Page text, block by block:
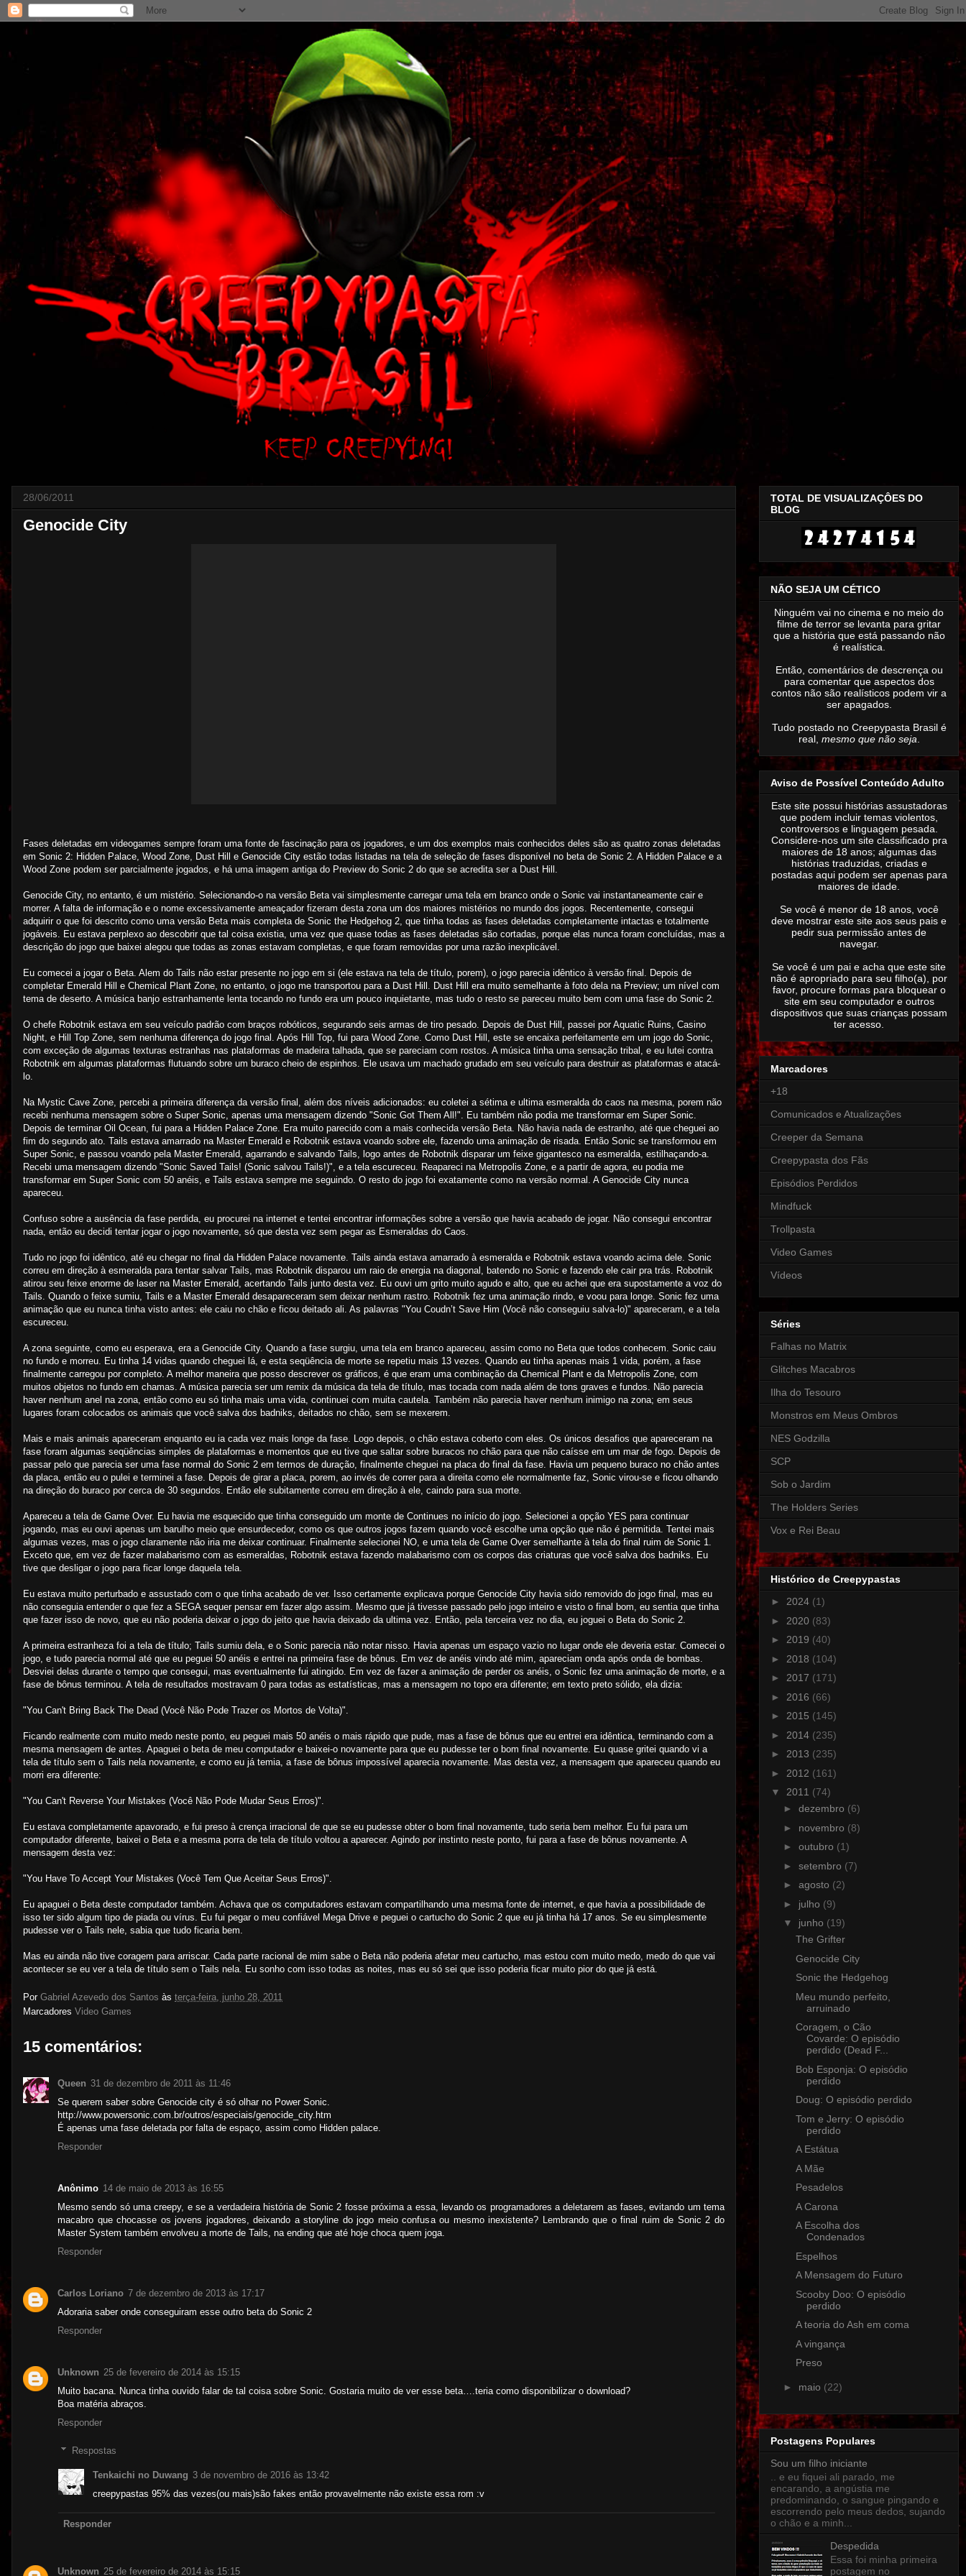
28/06/2011
Genocide City
Fases deletadas em videogames sempre foram uma fonte de fascinação para os jogadores, e um dos exemplos mais conhecidos deles são as quatro zonas deletadas
em Sonic 2: Hidden Palace, Wood Zone, Dust Hill e Genocide City estão todas listadas na tela de seleção de fases disponível no beta de Sonic 2. A Hidden Palace e a
Wood Zone podem ser parcialmente jogados, e há uma imagem antiga do Preview do Sonic 2 do que se acredita ser a Dust Hill.
Genocide City, no entanto, é um mistério. Selecionando-o na versão Beta vai simplesmente carregar uma tela em branco onde o Sonic vai instantaneamente cair e
morrer. A falta de informação e o nome excessivamente ameaçador fizeram desta zona um dos maiores mistérios no mundo dos jogos. Recentemente, consegui
adquirir o que foi descrito como uma versão Beta mais completa de Sonic the Hedgehog 2, que tinha todas as fases deletadas completamente intactas e totalmente
jogáveis. Eu estava perplexo ao descobrir que tal coisa existia, uma vez que quase todas as fases deletadas são cortadas, porque elas nunca foram concluídas, mas a
descrição do jogo que baixei alegou que todas as zonas estavam completas, e que foram removidas por uma razão inexplicável.
Eu comecei a jogar o Beta. Alem do Tails não estar presente no jogo em si (ele estava na tela de título, porem), o jogo parecia idêntico à versão final. Depois de
completar Emerald Hill e Chemical Plant Zone, no entanto, o jogo me transportou para a Dust Hill. Dust Hill era muito semelhante à foto dela na Preview; um nível com
tema de deserto. A música banjo estranhamente lenta tocando no fundo era um pouco inquietante, mas tudo o resto se pareceu muito bem com uma fase do Sonic 2.
O chefe Robotnik estava em seu veículo padrão com braços robóticos, segurando seis armas de tiro pesado. Depois de Dust Hill, passei por Aquatic Ruins, Casino
Night, e Hill Top Zone, sem nenhuma diferença do jogo final. Após Hill Top, fui para Wood Zone. Como Dust Hill, este se encaixa perfeitamente em um jogo do Sonic,
com exceção de algumas texturas estranhas nas plataformas de madeira talhada, que se pareciam com rostos. A música tinha uma sensação tribal, e eu lutei contra
Robotnik em algumas plataformas flutuando sobre um buraco cheio de espinhos. Ele usava um machado grudado em seu veículo para destruir as plataformas e atacá-
lo.
Na Mystic Cave Zone, percebi a primeira diferença da versão final, além dos níveis adicionados: eu coletei a sétima e ultima esmeralda do caos na mesma, porem não
recebi nenhuma mensagem sobre o Super Sonic, apenas uma mensagem dizendo "Sonic Got Them All!". Eu também não podia me transformar em Super Sonic.
Depois de terminar Oil Ocean, fui para a Hidden Palace Zone. Era muito parecido com a mais conhecida versão Beta. Não havia nada de estranho, até que cheguei ao
fim do segundo ato. Tails estava amarrado na Master Emerald e Robotnik estava voando sobre ele, fazendo uma animação de risada. Então Sonic se transformou em
Super Sonic, e passou voando pela Master Emerald, agarrando e salvando Tails, logo antes de Robotnik disparar um feixe gigantesco na esmeralda, estilhaçando-a.
Recebi uma mensagem dizendo "Sonic Saved Tails! (Sonic salvou Tails!)", e a tela escureceu. Reapareci na Metropolis Zone, e a partir de agora, eu podia me
transformar em Super Sonic com 50 anéis, e Tails estava sempre me seguindo. O resto do jogo foi exatamente como na versão normal. A Genocide City nunca
apareceu.
Confuso sobre a ausência da fase perdida, eu procurei na internet e tentei encontrar informações sobre a versão que havia acabado de jogar. Não consegui encontrar
nada, então eu decidi tentar jogar o jogo novamente, só que desta vez sem pegar as Esmeraldas do Caos.
Tudo no jogo foi idêntico, até eu chegar no final da Hidden Palace novamente. Tails ainda estava amarrado à esmeralda e Robotnik estava voando acima dele. Sonic
correu em direção à esmeralda para tentar salvar Tails, mas Robotnik disparou um raio de energia na diagonal, batendo no Sonic e fazendo ele cair pra trás. Robotnik
atirou seu feixe enorme de laser na Master Emerald, acertando Tails junto desta vez. Eu ouvi um grito muito agudo e alto, que eu achei que era supostamente a voz do
Tails. Quando o feixe sumiu, Tails e a Master Emerald desapareceram sem deixar nenhum rastro. Robotnik fez uma animação rindo, e voou para longe. Sonic fez uma
animação que eu nunca tinha visto antes: ele caiu no chão e ficou deitado ali. As palavras "You Coudn’t Save Him (Você não conseguiu salva-lo)" apareceram, e a tela
escureceu.
A zona seguinte, como eu esperava, era a Genocide City. Quando a fase surgiu, uma tela em branco apareceu, assim como no Beta que todos conhecem. Sonic caiu
no fundo e morreu. Eu tinha 14 vidas quando cheguei lá, e esta seqüência de morte se repetiu mais 13 vezes. Quando eu tinha apenas mais 1 vida, porém, a fase
finalmente carregou por completo. A melhor maneira que posso descrever os gráficos, é que eram uma combinação da Chemical Plant e da Metropolis Zone, com
muitos objetos no fundo em chamas. A música parecia ser um remix da música da tela de título, mas tocada com nada além de tons graves e fundos. Não parecia
haver nenhum anel na zona, então como eu só tinha mais uma vida, continuei com muita cautela. Também não parecia haver nenhum inimigo na zona; em seus
lugares foram colocados os animais que você salva dos badniks, deitados no chão, sem se mexerem.
Mais e mais animais apareceram enquanto eu ia cada vez mais longe da fase. Logo depois, o chão estava coberto com eles. Os únicos desafios que apareceram na
fase foram algumas seqüências simples de plataformas e momentos que eu tive que saltar sobre buracos no chão para que não caísse em um mar de fogo. Depois de
passar pelo que parecia ser uma fase normal do Sonic 2 em termos de duração, finalmente cheguei na placa do final da fase. Havia um pequeno buraco no chão antes
da placa, então eu o pulei e terminei a fase. Depois de girar a placa, porem, ao invés de correr para a direita como ele normalmente faz, Sonic virou-se e ficou olhando
na direção do buraco por cerca de 30 segundos. Então ele subitamente correu em direção à ele, caindo para sua morte.
Apareceu a tela de Game Over. Eu havia me esquecido que tinha conseguido um monte de Continues no início do jogo. Selecionei a opção YES para continuar
jogando, mas eu ouvi apenas um barulho meio que ensurdecedor, como os que outros jogos fazem quando você escolhe uma opção que não é permitida. Tentei mais
algumas vezes, mas o jogo claramente não iria me deixar continuar. Finalmente selecionei NO, e uma tela de Game Over semelhante à tela do final ruim de Sonic 1.
Exceto que, em vez de fazer malabarismo com as esmeraldas, Robotnik estava fazendo malabarismo com os corpos das criaturas que você salva dos badniks. Eu
tive que desligar o jogo para ficar longe daquela tela.
Eu estava muito perturbado e assustado com o que tinha acabado de ver. Isso certamente explicava porque Genocide City havia sido removido do jogo final, mas eu
não conseguia entender o que fez a SEGA sequer pensar em fazer algo assim. Mesmo que já tivesse passado pelo jogo inteiro e visto o final bom, eu sentia que tinha
que fazer isso de novo, que eu não poderia deixar o jogo do jeito que havia deixado da ultima vez. Então, pela terceira vez no dia, eu joguei o Beta do Sonic 2.
A primeira estranheza foi a tela de título; Tails sumiu dela, e o Sonic parecia não notar nisso. Havia apenas um espaço vazio no lugar onde ele deveria estar. Comecei o
jogo, e tudo parecia normal até que eu peguei 50 anéis e entrei na primeira fase de bônus. Em vez de anéis vindo até mim, apareciam onda após onda de bombas.
Desviei delas durante o tempo que consegui, mas eventualmente fui atingido. Em vez de fazer a animação de perder os anéis, o Sonic fez uma animação de morte, e a
fase de bônus terminou. A tela de resultados mostravam 0 para todas as estatísticas, mas a mensagem no topo era diferente; em texto preto sólido, ela dizia:
"You Can't Bring Back The Dead (Você Não Pode Trazer os Mortos de Volta)".
Ficando realmente com muito medo neste ponto, eu peguei mais 50 anéis o mais rápido que pude, mas a fase de bônus que eu entrei era idêntica, terminando com a
mesma mensagem de antes. Apaguei o beta de meu computador e baixei-o novamente para que eu pudesse ter o bom final novamente. Eu quase gritei quando vi a
tela de título sem o Tails nela novamente, e como eu já temia, a fase de bônus impossível aparecia novamente. Mas desta vez, a mensagem que apareceu quando eu
morri era diferente:
"You Can't Reverse Your Mistakes (Você Não Pode Mudar Seus Erros)".
Eu estava completamente apavorado, e fui preso à crença irracional de que se eu pudesse obter o bom final novamente, tudo seria bem melhor. Eu fui para um
computador diferente, baixei o Beta e a mesma porra de tela de título voltou a aparecer. Agindo por instinto neste ponto, fui para a fase de bônus novamente. A
mensagem desta vez:
"You Have To Accept Your Mistakes (Você Tem Que Aceitar Seus Erros)".
Eu apaguei o Beta deste computador também. Achava que os computadores estavam compartilhando uma mesma fonte de internet, e que havia a possibilidade de
isso ter sido algum tipo de piada ou vírus. Eu fui pegar o meu confiável Mega Drive e peguei o cartucho do Sonic 2 que eu já tinha há 17 anos. Se eu simplesmente
pudesse ver o Tails nele, sabia que tudo ficaria bem.
Mas eu ainda não tive coragem para arriscar. Cada parte racional de mim sabe o Beta não poderia afetar meu cartucho, mas estou com muito medo, medo do que vai
acontecer se eu ver a tela de título sem o Tails nela. Eu sonho com isso todas as noites, mas eu só sei que isso poderia ficar muito pior do que já está.
Por Gabriel Azevedo dos Santos às terça-feira, junho 28, 2011
Marcadores Video Games
15 comentários:
Queen 31 de dezembro de 2011 às 11:46
Se querem saber sobre Genocide city é só olhar no Power Sonic.
http://www.powersonic.com.br/outros/especiais/genocide_city.htm
É apenas uma fase deletada por falta de espaço, assim como Hidden palace.
Responder
Anônimo 14 de maio de 2013 às 16:55
Mesmo sendo só uma creepy, e se a verdadeira história de Sonic 2 fosse próxima a essa, levando os programadores a deletarem as fases, evitando um tema
macabro que chocasse os jovens jogadores, deixando a storyline do jogo meio confusa ou mesmo inexistente? Lembrando que o final ruim de Sonic 2 do
Master System também envolveu a morte de Tails, na ending que até hoje choca quem joga.
Responder
Carlos Loriano 7 de dezembro de 2013 às 17:17
Adoraria saber onde conseguiram esse outro beta do Sonic 2
Responder
Unknown 25 de fevereiro de 2014 às 15:15
Muito bacana. Nunca tinha ouvido falar de tal coisa sobre Sonic. Gostaria muito de ver esse beta….teria como disponibilizar o download?
Boa matéria abraços.
Responder
Respostas
Tenkaichi no Duwang 3 de novembro de 2016 às 13:42
creepypastas 95% das vezes(ou mais)são fakes então provavelmente não existe essa rom :v
Responder
Unknown 25 de fevereiro de 2014 às 15:15
TOTAL DE VISUALIZAÇÔES DO
BLOG
NÃO SEJA UM CÉTICO
Ninguém vai no cinema e no meio do
filme de terror se levanta para gritar
que a história que está passando não
é realística.
Então, comentários de descrença ou
para comentar que aspectos dos
contos não são realísticos podem vir a
ser apagados.
Tudo postado no Creepypasta Brasil é
real, mesmo que não seja
Aviso de Possível Conteúdo Adulto
Este site possui histórias assustadoras
que podem incluir temas violentos,
controversos e linguagem pesada.
Considere-nos um site classificado pra
maiores de 18 anos; algumas das
histórias traduzidas, criadas e
postadas aqui podem ser apenas para
maiores de idade.
Se você é menor de 18 anos, você
deve mostrar este site aos seus pais e
pedir sua permissão antes de
navegar.
Se você é um pai e acha que este site
não é apropriado para seu filho(a), por
favor, procure formas para bloquear o
site em seu computador e outros
dispositivos que suas crianças possam
ter acesso.
Marcadores
+18
Comunicados e Atualizações
Creeper da Semana
Creepypasta dos Fãs
Episódios Perdidos
Mindfuck
Trollpasta
Video Games
Vídeos
Séries
Falhas no Matrix
Glitches Macabros
Ilha do Tesouro
Monstros em Meus Ombros
NES Godzilla
SCP
Sob o Jardim
The Holders Series
Vox e Rei Beau
Histórico de Creepypastas
► 2024 (1)
► 2020 (83)
► 2019 (40)
► 2018 (104)
► 2017 (171)
► 2016 (66)
► 2015 (145)
► 2014 (235)
► 2013 (235)
► 2012 (161)
▼ 2011 (74)
► dezembro (6)
► novembro (8)
► outubro (1)
► setembro (7)
► agosto (2)
► julho (9)
▼ junho (19)
The Grifter
Genocide City
Sonic the Hedgehog
Meu mundo perfeito,
arruinado
Coragem, o Cão
Covarde: O episódio
perdido (Dead F...
Bob Esponja: O episódio
perdido
Doug: O episódio perdido
Tom e Jerry: O episódio
perdido
A Estátua
A Mãe
Pesadelos
A Carona
A Escolha dos
Condenados
Espelhos
A Mensagem do Futuro
Scooby Doo: O episódio
perdido
A teoria do Ash em coma
A vingança
Preso
► maio (22)
Postagens Populares
Sou um filho iniciante
.. e eu fiquei ali parado, me
encarando, a angústia me
predominando, o sangue pingando e
escorrendo pelo meus dedos, sujando
o chão e a minh...
Despedida
Essa foi minha primeira
postagem no